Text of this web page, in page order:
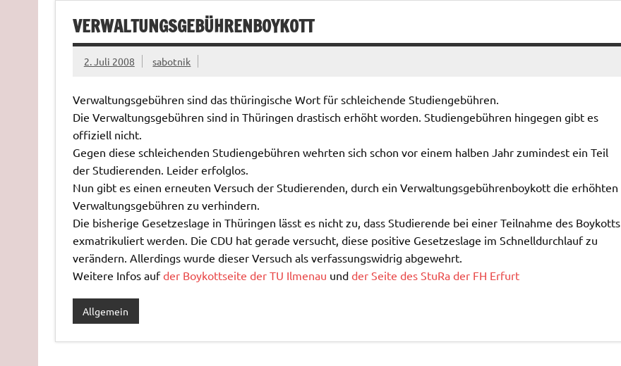
VERWALTUNGSGEBÜHRENBOYKOTT
2. Juli 2008 sabotnik
Verwaltungsgebühren sind das thüringische Wort für schleichende Studiengebühren.
Die Verwaltungsgebühren sind in Thüringen drastisch erhöht worden. Studiengebühren hingegen gibt es
offiziell nicht.
Gegen diese schleichenden Studiengebühren wehrten sich schon vor einem halben Jahr zumindest ein Teil
der Studierenden. Leider erfolglos.
Nun gibt es einen erneuten Versuch der Studierenden, durch ein Verwaltungsgebührenboykott die erhöhten
Verwaltungsgebühren zu verhindern.
Die bisherige Gesetzeslage in Thüringen lässt es nicht zu, dass Studierende bei einer Teilnahme des Boykotts
exmatrikuliert werden. Die CDU hat gerade versucht, diese positive Gesetzeslage im Schnelldurchlauf zu
verändern. Allerdings wurde dieser Versuch als verfassungswidrig abgewehrt.
Weitere Infos aufder Boykottseite der TU Ilmenau und der Seite des StuRa der FH Erfurt
Allgemein